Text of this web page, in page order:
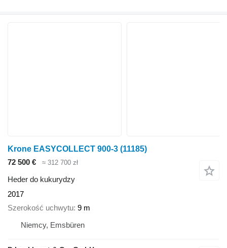
Krone EASYCOLLECT 900-3 (11185)
72 500 €
≈ 312 700 zł
Heder do kukurydzy
2017
Szerokość uchwytu 9 m
Niemcy, Emsbüren